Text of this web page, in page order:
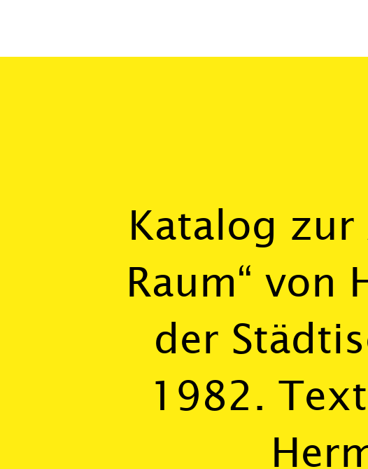
Katalog zur
Raum“ von
der
1982.